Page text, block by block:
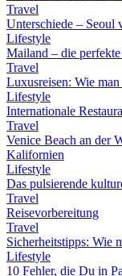
Travel
Unterschiede – Seoul
Lifestyle
Mailand – die
Travel
Luxusreisen: Wie
Lifestyle
Internationale
Travel
Venice Beach an der
Kalifornien
Lifestyle
Das pulsierende
Travel
Reisevorbereitung
Travel
Sicherheitstipps: Wie
Lifestyle
10 Fehler, die Du in